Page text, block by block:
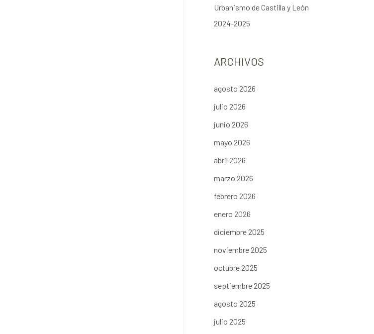
Urbanismo de Castilla y León
2024-2025
ARCHIVOS
agosto 2026
julio 2026
junio 2026
mayo 2026
abril 2026
marzo 2026
febrero 2026
enero 2026
diciembre 2025
noviembre 2025
octubre 2025
septiembre 2025
agosto 2025
julio 2025